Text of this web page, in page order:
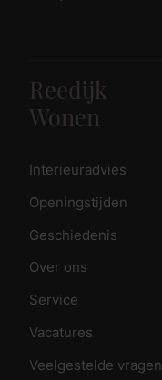
Reedijk
Wonen
Interieuradvies
Openingstijden
Geschiedenis
Over ons
Service
Vacatures
Veelgestelde vragen